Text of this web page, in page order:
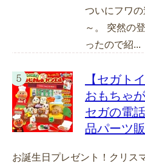
ついにフワ
～。 突然の
ったので紹...
【セガト
おもちゃ
セガの電
品パーツ販
お誕生日プレゼント！クリス